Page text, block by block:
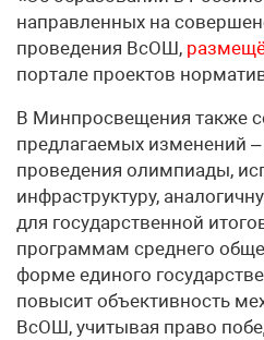
направленных на
проведения ВсОШ,
портале проектов
В Минпросвещения также
предлагаемых изменений
проведения олимпиады,
инфраструктуру,
для государственной
программам среднего
форме единого
повысит объективность
ВсОШ, учитывая право